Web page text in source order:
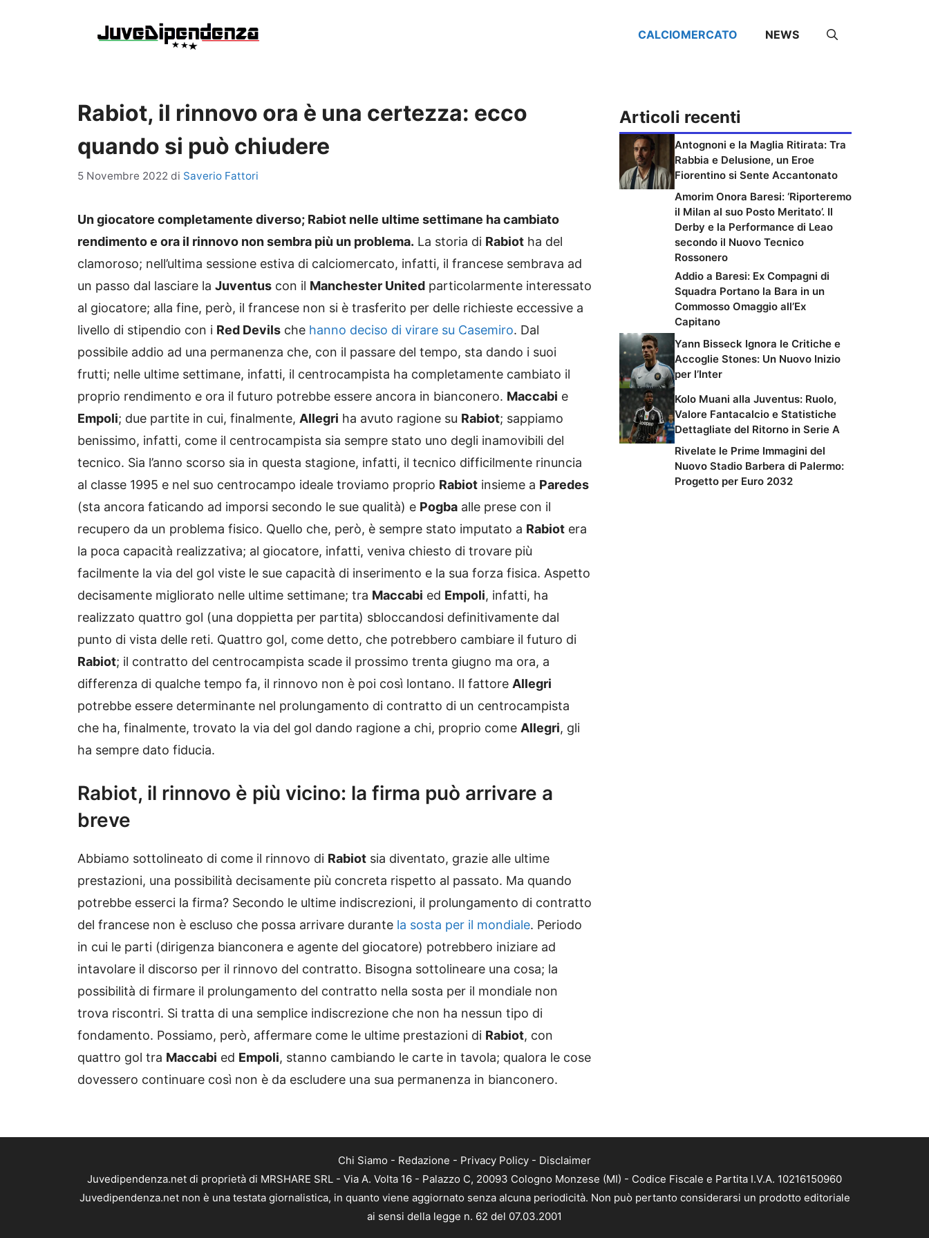
CALCIOMERCATO NEWS
Rabiot, il rinnovo ora è una certezza: ecco
quando si può chiudere
5 Novembre 2022 di Saverio Fattori
Un giocatore completamente diverso; Rabiot nelle ultime settimane ha cambiato
rendimento e ora il rinnovo non sembra più un problema. La storia di Rabiot ha del
clamoroso; nell’ultima sessione estiva di calciomercato, infatti, il francese sembrava ad
un passo dal lasciare la Juventus con il Manchester United particolarmente interessato
al giocatore; alla fine, però, il francese non si è trasferito per delle richieste eccessive a
livello di stipendio con i Red Devils che hanno deciso di virare su Casemiro. Dal
possibile addio ad una permanenza che, con il passare del tempo, sta dando i suoi
frutti; nelle ultime settimane, infatti, il centrocampista ha completamente cambiato il
proprio rendimento e ora il futuro potrebbe essere ancora in bianconero. Maccabi e
Empoli; due partite in cui, finalmente, Allegri ha avuto ragione su Rabiot; sappiamo
benissimo, infatti, come il centrocampista sia sempre stato uno degli inamovibili del
tecnico. Sia l’anno scorso sia in questa stagione, infatti, il tecnico difficilmente rinuncia
al classe 1995 e nel suo centrocampo ideale troviamo proprio Rabiot insieme a Paredes
(sta ancora faticando ad imporsi secondo le sue qualità) e Pogba alle prese con il
recupero da un problema fisico. Quello che, però, è sempre stato imputato a Rabiot era
la poca capacità realizzativa; al giocatore, infatti, veniva chiesto di trovare più
facilmente la via del gol viste le sue capacità di inserimento e la sua forza fisica. Aspetto
decisamente migliorato nelle ultime settimane; tra Maccabi ed Empoli, infatti, ha
realizzato quattro gol (una doppietta per partita) sbloccandosi definitivamente dal
punto di vista delle reti. Quattro gol, come detto, che potrebbero cambiare il futuro di
Rabiot; il contratto del centrocampista scade il prossimo trenta giugno ma ora, a
differenza di qualche tempo fa, il rinnovo non è poi così lontano. Il fattore Allegri
potrebbe essere determinante nel prolungamento di contratto di un centrocampista
che ha, finalmente, trovato la via del gol dando ragione a chi, proprio come Allegri, gli
ha sempre dato fiducia.
Rabiot, il rinnovo è più vicino: la firma può arrivare a
breve
Abbiamo sottolineato di come il rinnovo di Rabiot sia diventato, grazie alle ultime
prestazioni, una possibilità decisamente più concreta rispetto al passato. Ma quando
potrebbe esserci la firma? Secondo le ultime indiscrezioni, il prolungamento di contratto
del francese non è escluso che possa arrivare durante la sosta per il mondiale. Periodo
in cui le parti (dirigenza bianconera e agente del giocatore) potrebbero iniziare ad
intavolare il discorso per il rinnovo del contratto. Bisogna sottolineare una cosa; la
possibilità di firmare il prolungamento del contratto nella sosta per il mondiale non
trova riscontri. Si tratta di una semplice indiscrezione che non ha nessun tipo di
fondamento. Possiamo, però, affermare come le ultime prestazioni di Rabiot, con
quattro gol tra Maccabi ed Empoli, stanno cambiando le carte in tavola; qualora le cose
dovessero continuare così non è da escludere una sua permanenza in bianconero.
Articoli recenti
Antognoni e la Maglia Ritirata: Tra
Rabbia e Delusione, un Eroe
Fiorentino si Sente Accantonato
Amorim Onora Baresi: ‘Riporteremo
il Milan al suo Posto Meritato’. Il
Derby e la Performance di Leao
secondo il Nuovo Tecnico
Rossonero
Addio a Baresi: Ex Compagni di
Squadra Portano la Bara in un
Commosso Omaggio all’Ex
Capitano
Yann Bisseck Ignora le Critiche e
Accoglie Stones: Un Nuovo Inizio
per l’Inter
Kolo Muani alla Juventus: Ruolo,
Valore Fantacalcio e Statistiche
Dettagliate del Ritorno in Serie A
Rivelate le Prime Immagini del
Nuovo Stadio Barbera di Palermo:
Progetto per Euro 2032
Chi Siamo - Redazione - Privacy Policy - Disclaimer
Juvedipendenza.net di proprietà di MRSHARE SRL - Via A. Volta 16 - Palazzo C, 20093 Cologno Monzese (MI) - Codice Fiscale e Partita I.V.A. 10216150960
Juvedipendenza.net non è una testata giornalistica, in quanto viene aggiornato senza alcuna periodicità. Non può pertanto considerarsi un prodotto editoriale
ai sensi della legge n. 62 del 07.03.2001